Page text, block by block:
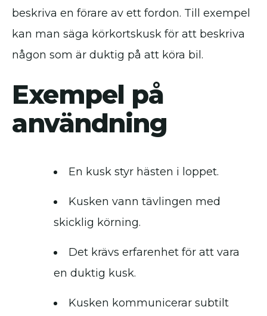
beskriva en förare av ett fordon. Till exempel
kan man säga körkortskusk för att beskriva
någon som är duktig på att köra bil.
Exempel på
användning
En kusk styr hästen i loppet.
Kusken vann tävlingen med
skicklig körning.
Det krävs erfarenhet för att vara
en duktig kusk.
Kusken kommunicerar subtilt